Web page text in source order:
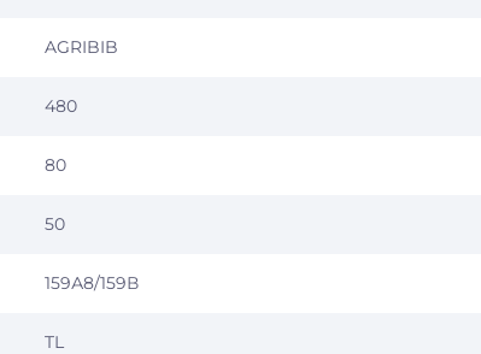
AGRIBIB
480
80
50
159А8/159В
TL